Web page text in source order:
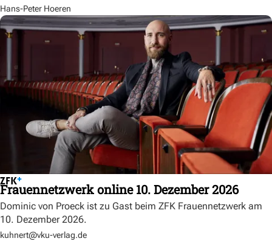
Hans-Peter Hoeren
Frauennetzwerk online 10. Dezember 2026
Dominic von Proeck ist zu Gast beim ZFK Frauennetzwerk am
10. Dezember 2026.
kuhnert@vku-verlag.de